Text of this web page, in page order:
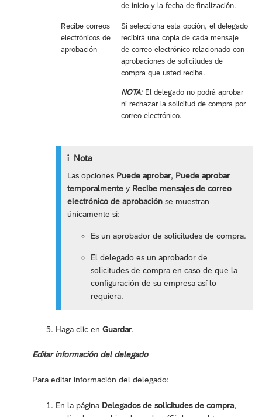
de inicio y la fecha de finalización.
Recibe correos
electrónicos de
aprobación
Si selecciona esta opción, el delegado
recibirá una copia de cada mensaje
de correo electrónico relacionado con
aprobaciones de solicitudes de
compra que usted reciba.
NOTA:El delegado no podrá aprobar
ni rechazar la solicitud de compra por
correo electrónico.
Nota
Las opciones Puede aprobar, Puede aprobar
temporalmente y Recibe mensajes de correo
electrónico de aprobación se muestran
únicamente si:
Es un aprobador de solicitudes de compra.
El delegado es un aprobador de
solicitudes de compra en caso de que la
configuración de su empresa así lo
requiera.
Haga clic en Guardar.
Editar información del delegado
Para editar información del delegado:
En la página Delegados de solicitudes de compra,